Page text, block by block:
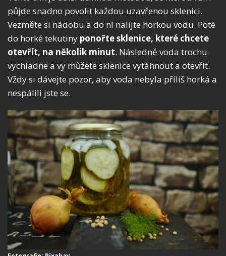
půjde snadno povolit každou uzavřenou sklenici.
Vezměte si nádobu a do ní nalijte horkou vodu. Poté
do horké tekutiny ponořte sklenice, které chcete
otevřít, na několik minut. Následně voda trochu
vychladne a vy můžete sklenice vytáhnout a otevřít.
Vždy si dávejte pozor, aby voda nebyla příliš horká a
nespálili jste se.